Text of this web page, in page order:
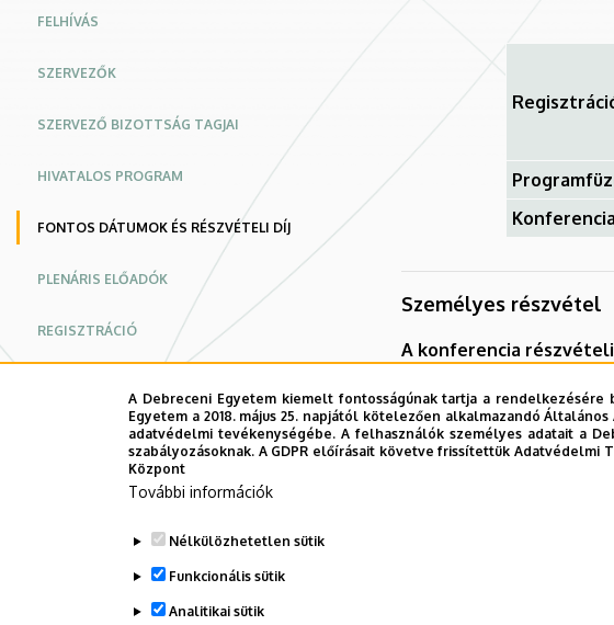
Menedzsment”
Nemzetközi
tudományos
konferencia
Konferencia
weboldal
FELHÍVÁS
SZERVEZŐK
SZERVEZŐ BIZOTTSÁG TAGJAI
HIVATALOS PROGRAM
FONTOS DÁTUMOK ÉS RÉSZVÉTELI DÍJ
PLENÁRIS ELŐADÓK
REGISZTRÁCIÓ
GYAKORLATI INFORMÁCIÓK
KAPCSOLATFELVÉTEL
Konferencia
Személyes részvétel
A konferencia
Fakultatív hortobágyi
Tartalmazza a Debrecen-
A Debreceni Egyetem kiemelt fontosságúnak tartja a
Egyetem a 2018. május 25. napjától kötelezően alkalmazandó
adatvédelmi tevékenységébe. A felhasználók személyes adatait a
szabályozásoknak. A GDPR előírásait követve frissítettük
Központ
További információk
Nélkülözhetetlen sütik
Funkcionális sütik
Analitikai sütik